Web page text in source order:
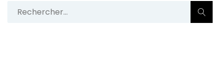
Rechercher :